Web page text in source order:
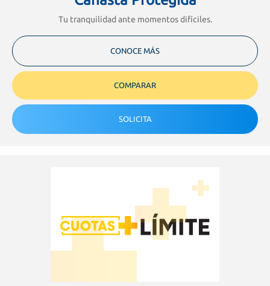
Tu tranquilidad ante momentos difíciles.
CONOCE MÁS
COMPARAR
SOLICITA